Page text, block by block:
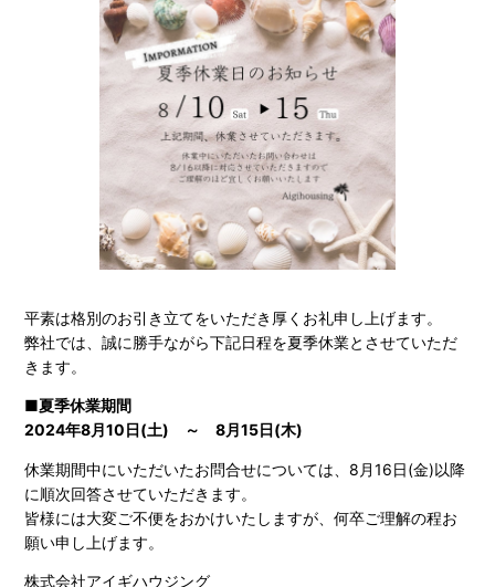
平素は格別のお引き立てをいただき厚くお礼申し上げます。
弊社では、誠に勝手ながら下記日程を夏季休業とさせていただ
きます。
■夏季休業期間
2024年8月10日(土) ～ 8月15日(木)
休業期間中にいただいたお問合せについては、8月16日(金)以降
に順次回答させていただきます。
皆様には大変ご不便をおかけいたしますが、何卒ご理解の程お
願い申し上げます。
株式会社アイギハウジング